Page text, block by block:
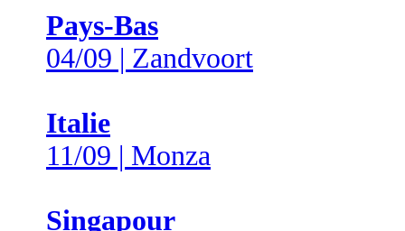
Pays-Bas
04/09 | Zandvoort
Italie
11/09 | Monza
Singapour